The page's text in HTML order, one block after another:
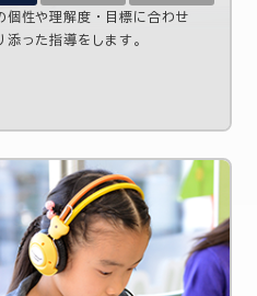
個性や理解度・目標に合わせ
添った指導をします。